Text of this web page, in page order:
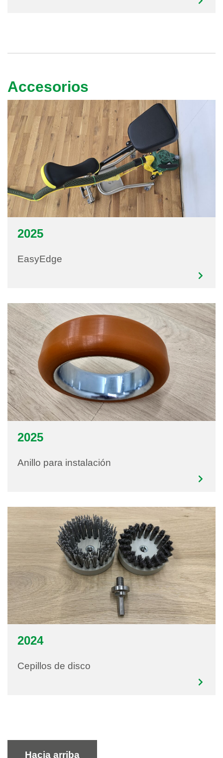
Accesorios
2025
EasyEdge
2025
Anillo para instalación
2024
Cepillos de disco
Hacia arriba